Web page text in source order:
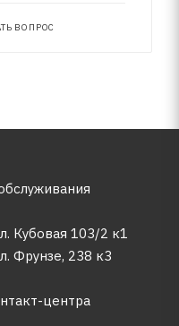
ВОПРОС
Кубовая 103/2 к1
Фрунзе, 238 к3
центра